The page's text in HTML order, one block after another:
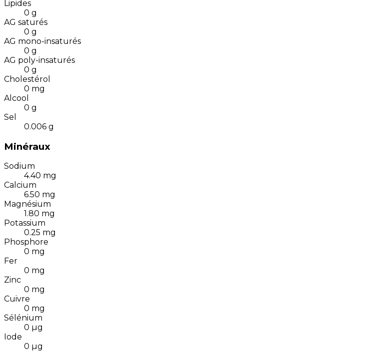
Lipides
0 g
AG saturés
0 g
AG mono-insaturés
0 g
AG poly-insaturés
0 g
Cholestérol
0 mg
Alcool
0 g
Sel
0.006 g
Minéraux
Sodium
4.40 mg
Calcium
6.50 mg
Magnésium
1.80 mg
Potassium
0.25 mg
Phosphore
0 mg
Fer
0 mg
Zinc
0 mg
Cuivre
0 mg
Sélénium
0 µg
Iode
0 µg